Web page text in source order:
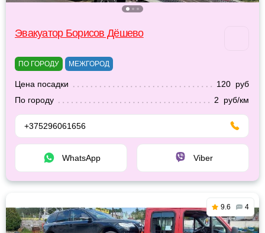
Эвакуатор Борисов Дёшево
ПО ГОРОДУ МЕЖГОРОД
Цена посадки
120 руб
По городу
2 руб/км
+375296061656
WhatsApp Viber
9.6 4